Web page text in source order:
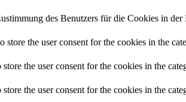
des Benutzers für die Cookies in
the user consent for the cookies in the
the user consent for the cookies in the
the user consent for the cookies in the